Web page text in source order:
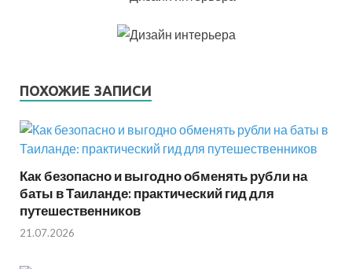
ПОХОЖИЕ ЗАПИСИ
Как безопасно и выгодно обменять рубли на
баты в Таиланде: практический гид для
путешественников
21.07.2026